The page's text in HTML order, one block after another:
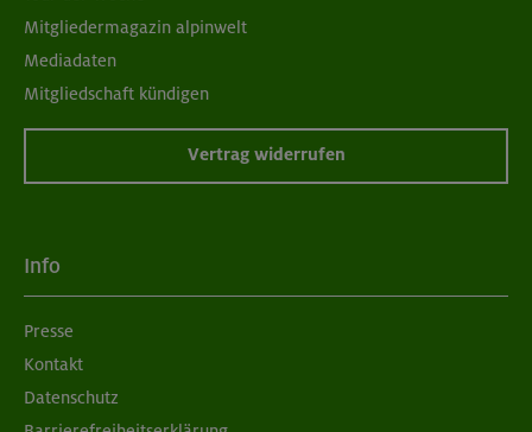
Mitgliedermagazin alpinwelt
Mediadaten
Mitgliedschaft kündigen
Vertrag widerrufen
Info
Presse
Kontakt
Datenschutz